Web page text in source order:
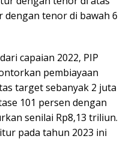
dengan tenor di bawah 6
capaian 2022, PIP
pembiayaan
target sebanyak 2 juta
101 persen dengan
senilai Rp8,13 triliun.
pada tahun 2023 ini